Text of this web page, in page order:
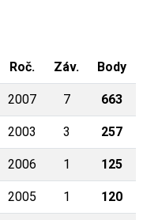
Roč. Záv. Body
2007 7 663
2003 3 257
2006 1 125
2005 1 120